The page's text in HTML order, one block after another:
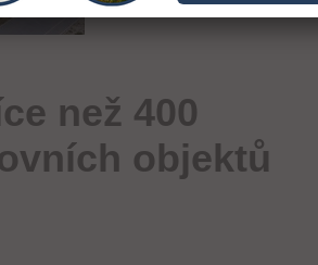
než 400
objektů